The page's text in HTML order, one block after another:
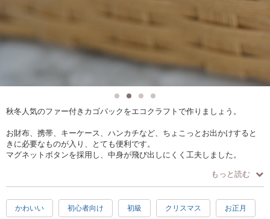
秋冬人気のファー付きカゴバックをエコクラフトで作りましょう。
お財布、携帯、キーケース、ハンカチなど、ちょこっとお出かけすると
きに必要なものが入り、とても便利です。
マグネットボタンを採用し、中身が飛び出しにくく工夫しました。
編み目の太さを変えたA:12本取り B:6本取りがございます。
初めての方、ハンドメイドが得意でない方は『A』をお選びください。
もっと読む
かわいい 初心者向け 初級 クリスマス お正月